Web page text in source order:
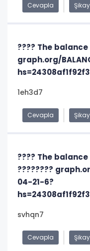
Cevapla
???? The balance
graph.org/
1eh3d7
Cevapla
???? The balance
????????
04-21-6?
svhqn7
Cevapla